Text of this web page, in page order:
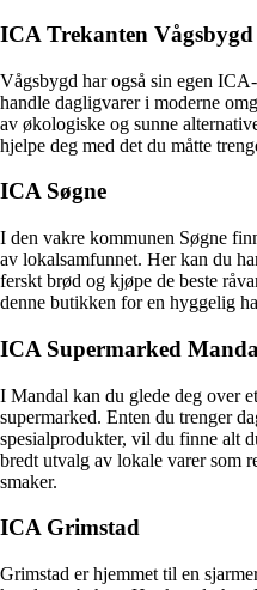
ICA Trekanten Vågsbygd
Vågsbygd har også sin egen
handle dagligvarer i moderne
av økologiske og sunne
hjelpe deg med det du måtte
ICA Søgne
I den vakre kommunen Søgne
av lokalsamfunnet. Her kan du
ferskt brød og kjøpe de beste
denne butikken for en hyggelig
ICA Supermarked
I Mandal kan du glede deg over
supermarked. Enten du trenger
spesialprodukter, vil du finne alt
bredt utvalg av lokale varer som
smaker.
ICA Grimstad
Grimstad er hjemmet til en